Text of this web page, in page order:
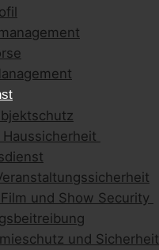
Haussicherheit
und Show Security
und Sicherheit